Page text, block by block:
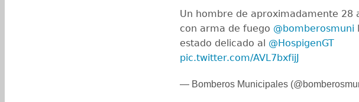
Un hombre de aproximadamente 28
con arma de fuego @bomberosmuni
estado delicado al @HospigenGT
pic.twitter.com/AVL7bxfijJ
— Bomberos Municipales